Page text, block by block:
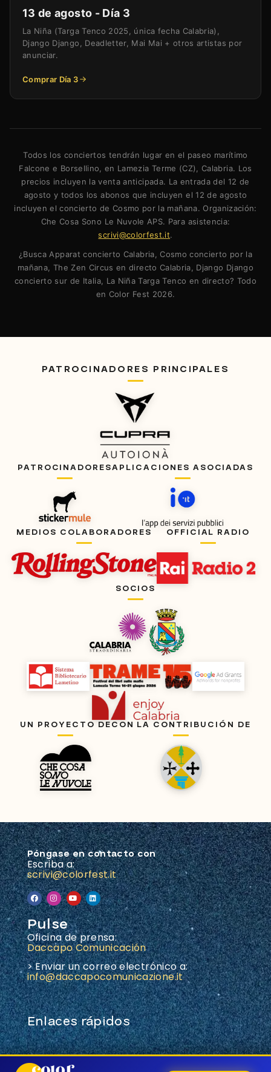
13 de agosto - Día 3
La Niña (Targa Tenco 2025, única fecha Calabria),
Django Django, Deadletter, Mai Mai + otros artistas por
anunciar.
Comprar Día 3
Todos los conciertos tendrán lugar en el paseo marítimo
Falcone e Borsellino, en Lamezia Terme (CZ), Calabria. Los
precios incluyen la venta anticipada. La entrada del 12 de
agosto y todos los abonos que incluyen el 12 de agosto
incluyen el concierto de Cosmo por la mañana. Organización:
Che Cosa Sono Le Nuvole APS. Para asistencia:
scrivi@colorfest.it.
¿Busca Apparat concierto Calabria, Cosmo concierto por la
mañana, The Zen Circus en directo Calabria, Django Django
concierto sur de Italia, La Niña Targa Tenco en directo? Todo
en Color Fest 2026.
PATROCINADORES PRINCIPALES
PATROCINADORESAPLICACIONES ASOCIADAS
MEDIOS COLABORADORES OFFICIAL RADIO
SOCIOS
UN PROYECTO DECON LA CONTRIBUCIÓN DE
Póngase en contacto con
Escriba a:
scrivi@colorfest.it
Pulse
Oficina de prensa:
Daccapo Comunicación
> Enviar un correo electrónico a:
info@daccapocomunicazione.it
Enlaces rápidos